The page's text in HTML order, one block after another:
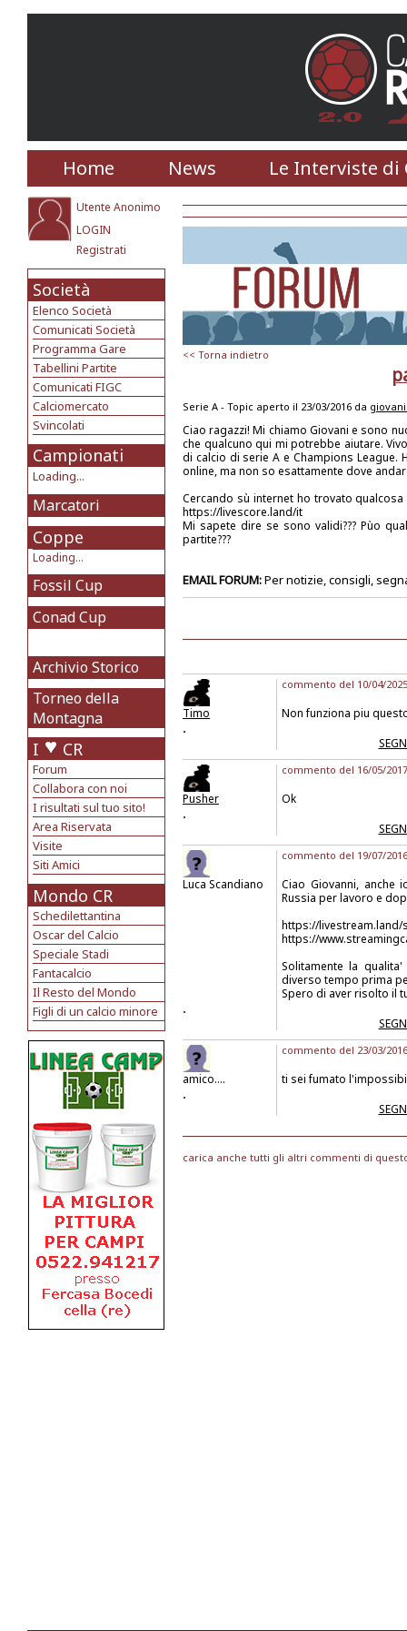
Home News Le Interviste di
Utente Anonimo
LOGIN
Registrati
Società
Elenco Società
Comunicati Società
Programma Gare
Tabellini Partite
Comunicati FIGC
Calciomercato
Svincolati
Campionati
Loading...
Marcatori
Coppe
Loading...
Fossil Cup
Conad Cup
Archivio Storico
Torneo della
Montagna
I CR
Forum
Collabora con noi
I risultati sul tuo sito!
Area Riservata
Visite
Siti Amici
Mondo CR
Schedilettantina
Oscar del Calcio
Speciale Stadi
Fantacalcio
Il Resto del Mondo
Figli di un calcio minore
<< Torna indietro
Serie A - Topic aperto il 23/03/2016 da
Ciao ragazzi! Mi chiamo Giovani e sono
che qualcuno qui mi potrebbe aiutare.
di calcio di serie A e Champions
online, ma non so esattamente dove
Cercando sù internet ho trovato
https://livescore.land/it
Mi sapete dire se sono validi??? Pùo
partite???
EMAIL FORUM:Per notizie, consigli,
Timo
commento del 10/04/
Non funziona piu
.
Pusher
commento del 16/05/
Ok
.
Luca Scandiano
commento del 19/07/
Ciao Giovanni,
Russia per lavoro e
https://livestream.land/
https://
Solitamente la
diverso tempo prima
Spero di aver risolto il
.
amico....
commento del 23/03/
ti sei fumato
.
carica anche tutti gli altri commenti di